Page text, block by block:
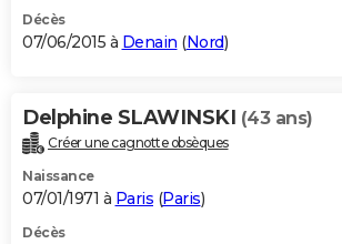
Décès
07/06/2015 à Denain (Nord)
Delphine SLAWINSKI (43 ans)
Créer une cagnotte obsèques
Naissance
07/01/1971 à Paris (Paris)
Décès